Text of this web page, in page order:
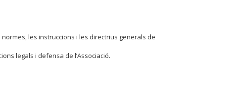
normes, les instruccions i les directrius generals de
legals i defensa de l’Associació.